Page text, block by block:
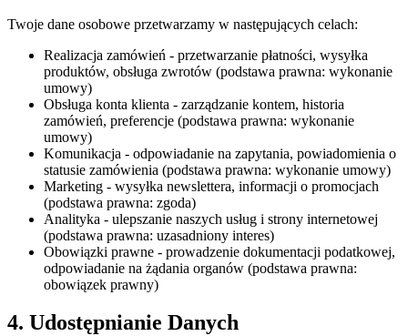
Twoje dane osobowe przetwarzamy w następujących celach:
Realizacja zamówień - przetwarzanie płatności, wysyłka
produktów, obsługa zwrotów (podstawa prawna: wykonanie
umowy)
Obsługa konta klienta - zarządzanie kontem, historia
zamówień, preferencje (podstawa prawna: wykonanie
umowy)
Komunikacja - odpowiadanie na zapytania, powiadomienia o
statusie zamówienia (podstawa prawna: wykonanie umowy)
Marketing - wysyłka newslettera, informacji o promocjach
(podstawa prawna: zgoda)
Analityka - ulepszanie naszych usług i strony internetowej
(podstawa prawna: uzasadniony interes)
Obowiązki prawne - prowadzenie dokumentacji podatkowej,
odpowiadanie na żądania organów (podstawa prawna:
obowiązek prawny)
4. Udostępnianie Danych